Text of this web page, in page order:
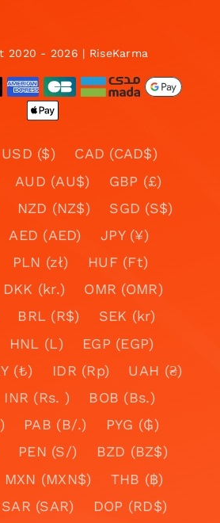
2020 - 2026 | RiseKarma
USD ($)
CAD (CAD$)
AUD (AU$)
GBP (£)
NZD (NZ$)
SGD (S$)
AED (AED)
JPY (¥)
PLN (zł)
HUF (Ft)
DKK (kr.)
OMR (OMR)
BRL (R$)
SEK (kr)
HNL (L)
EGP (EGP)
(₺) IDR (Rp)
UAH (₴)
INR (Rs. )
BOB (Bs.)
PAB (B/.)
PYG (₲)
PEN (S/)
BZD (BZ$)
MXN (MXN$)
THB (฿)
SAR (SAR)
DOP (RD$)